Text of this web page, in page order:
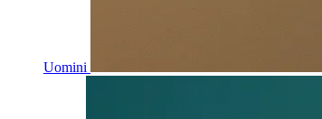
Uomini